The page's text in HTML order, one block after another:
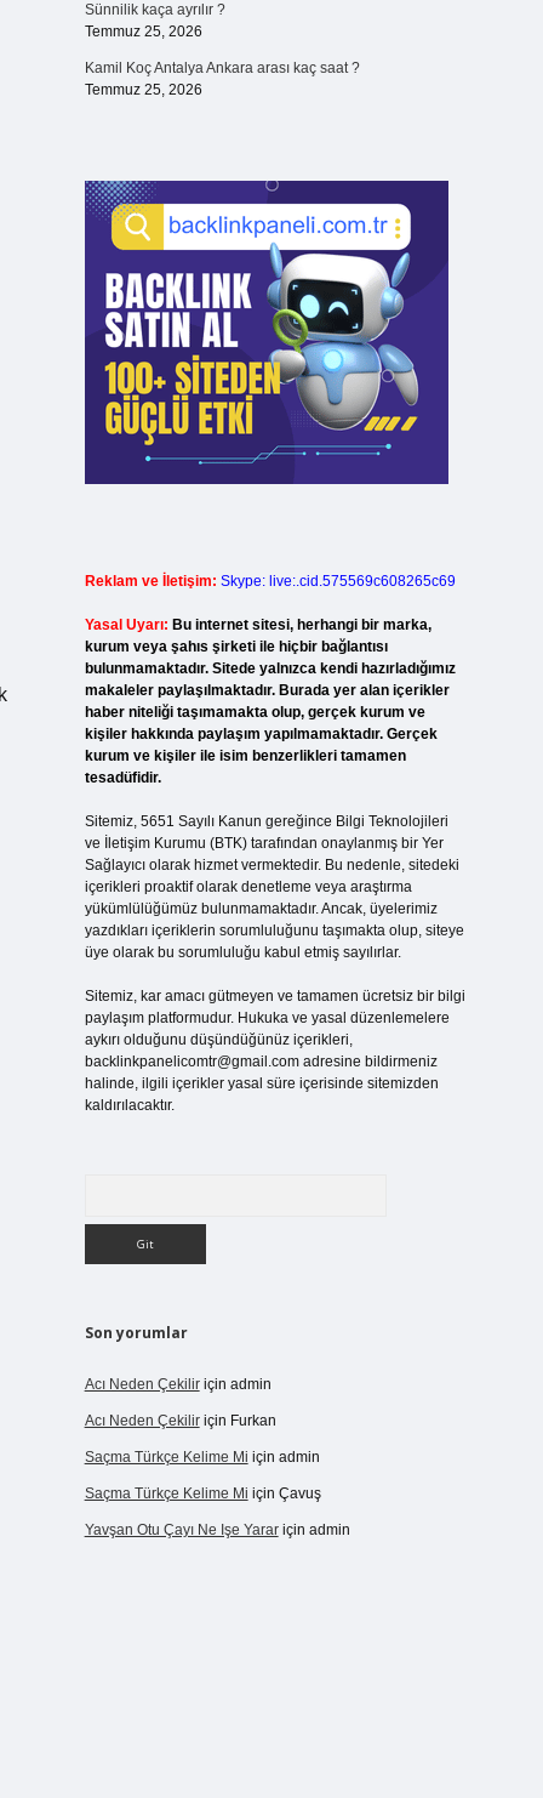
Sünnilik kaça ayrılır ?
Temmuz 25, 2026
Kamil Koç Antalya Ankara arası kaç saat ?
Temmuz 25, 2026
Reklam ve İletişim: Skype: live:.cid.575569c608265c69
Yasal Uyarı: Bu internet sitesi, herhangi bir marka,
kurum veya şahıs şirketi ile hiçbir bağlantısı
bulunmamaktadır. Sitede yalnızca kendi hazırladığımız
makaleler paylaşılmaktadır. Burada yer alan içerikler
haber niteliği taşımamakta olup, gerçek kurum ve
kişiler hakkında paylaşım yapılmamaktadır. Gerçek
kurum ve kişiler ile isim benzerlikleri tamamen
tesadüfidir.
Sitemiz, 5651 Sayılı Kanun gereğince Bilgi Teknolojileri
ve İletişim Kurumu (BTK) tarafından onaylanmış bir Yer
Sağlayıcı olarak hizmet vermektedir. Bu nedenle, sitedeki
içerikleri proaktif olarak denetleme veya araştırma
yükümlülüğümüz bulunmamaktadır. Ancak, üyelerimiz
yazdıkları içeriklerin sorumluluğunu taşımakta olup, siteye
üye olarak bu sorumluluğu kabul etmiş sayılırlar.
Sitemiz, kar amacı gütmeyen ve tamamen ücretsiz bir bilgi
paylaşım platformudur. Hukuka ve yasal düzenlemelere
aykırı olduğunu düşündüğünüz içerikleri,
backlinkpanelicomtr@gmail.comadresine bildirmeniz
halinde, ilgili içerikler yasal süre içerisinde sitemizden
kaldırılacaktır.
Son yorumlar
Acı Neden Çekiliriçin admin
Acı Neden Çekiliriçin Furkan
Saçma Türkçe Kelime Mi için admin
Saçma Türkçe Kelime Mi için Çavuş
Yavşan Otu Çayı Ne Işe Yarariçin admin